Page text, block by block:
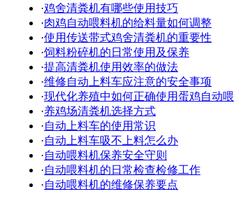
·鸡舍清粪机有哪些使用技巧
·肉鸡自动喂料机的给料量如何调整
·使用传送带式鸡舍清粪机的重要性
·饲料粉碎机的日常使用及保养
·提高清粪机使用效率的做法
·维修自动上料车应注意的安全事项
·现代化养殖中如何正确使用蛋鸡自动喂
·养鸡场清粪机选择方式
·自动上料车的使用常识
·自动上料车吸不上料怎么办
·自动喂料机保养安全守则
·自动喂料机的日常检查检修工作
·自动喂料机的维修保养要点